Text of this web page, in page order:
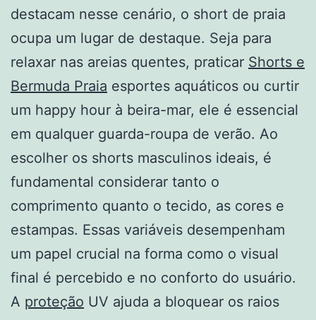
destacam nesse cenário, o short de praia
ocupa um lugar de destaque. Seja para
relaxar nas areias quentes, praticar Shorts e
Bermuda Praia esportes aquáticos ou curtir
um happy hour à beira-mar, ele é essencial
em qualquer guarda-roupa de verão. Ao
escolher os shorts masculinos ideais, é
fundamental considerar tanto o
comprimento quanto o tecido, as cores e
estampas. Essas variáveis desempenham
um papel crucial na forma como o visual
final é percebido e no conforto do usuário.
A proteção UV ajuda a bloquear os raios